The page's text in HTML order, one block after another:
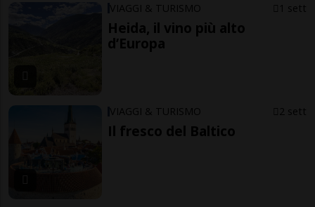
VIAGGI & TURISMO 1 sett
Heida, il vino più alto
d’Europa
VIAGGI & TURISMO 2 sett
Il fresco del Baltico